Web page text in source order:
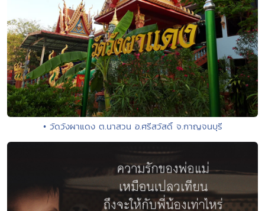
• วัดวังผาแดง ต.นาสวน อ.ศรีสวัสดิ์ จ.กาญจนบุรี